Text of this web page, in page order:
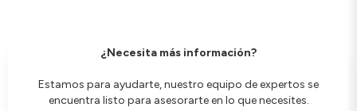
¿Necesita más información?
Estamos para ayudarte, nuestro equipo de expertos se
encuentra listo para asesorarte en lo que necesites.